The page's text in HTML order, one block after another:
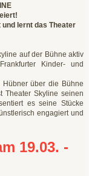
und lernt das Theater
auf der Bühne aktiv
Kinder- und
über die Bühne
Theater Skyline seinen
es seine Stücke
engagiert und
19.03. -